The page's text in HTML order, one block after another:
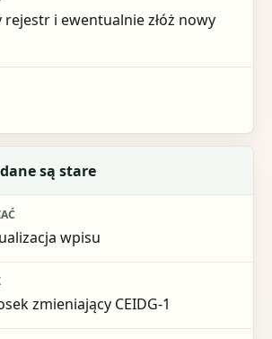
rejestr i ewentualnie złóż nowy
są stare
wpisu
zmieniający CEIDG-1